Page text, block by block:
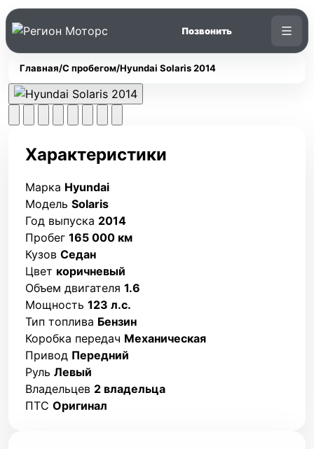
Главная/С пробегом/Hyundai Solaris 2014
Характеристики
Марка Hyundai
Модель Solaris
Год выпуска 2014
Пробег 165 000 км
Кузов Седан
Цвет коричневый
Объем двигателя 1.6
Мощность 123 л.с.
Тип топлива Бензин
Коробка передач Механическая
Привод Передний
Руль Левый
Владельцев 2 владельца
ПТС Оригинал